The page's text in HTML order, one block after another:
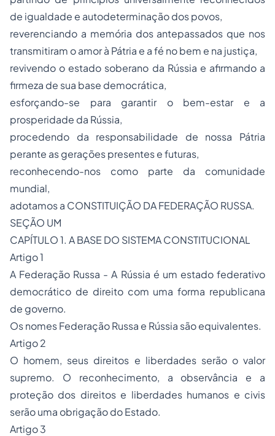
de igualdade e autodeterminação dos povos,
reverenciando a memória dos antepassados que nos
transmitiram o amor à Pátria e a fé no bem e na justiça,
revivendo o estado soberano da Rússia e afirmando a
firmeza de sua base democrática,
esforçando-se para garantir o bem-estar e a
prosperidade da Rússia,
procedendo da responsabilidade de nossa Pátria
perante as gerações presentes e futuras,
reconhecendo-nos como parte da comunidade
mundial,
adotamos a CONSTITUIÇÃO DA FEDERAÇÃO RUSSA.
SEÇÃO UM
CAPÍTULO 1. A BASE DO SISTEMA CONSTITUCIONAL
Artigo 1
A Federação Russa - A Rússia é um estado federativo
democrático de direito com uma forma republicana
de governo.
Os nomes Federação Russa e Rússia são equivalentes.
Artigo 2
O homem, seus direitos e liberdades serão o valor
supremo. O reconhecimento, a observância e a
proteção dos direitos e liberdades humanos e civis
serão uma obrigação do Estado.
Artigo 3